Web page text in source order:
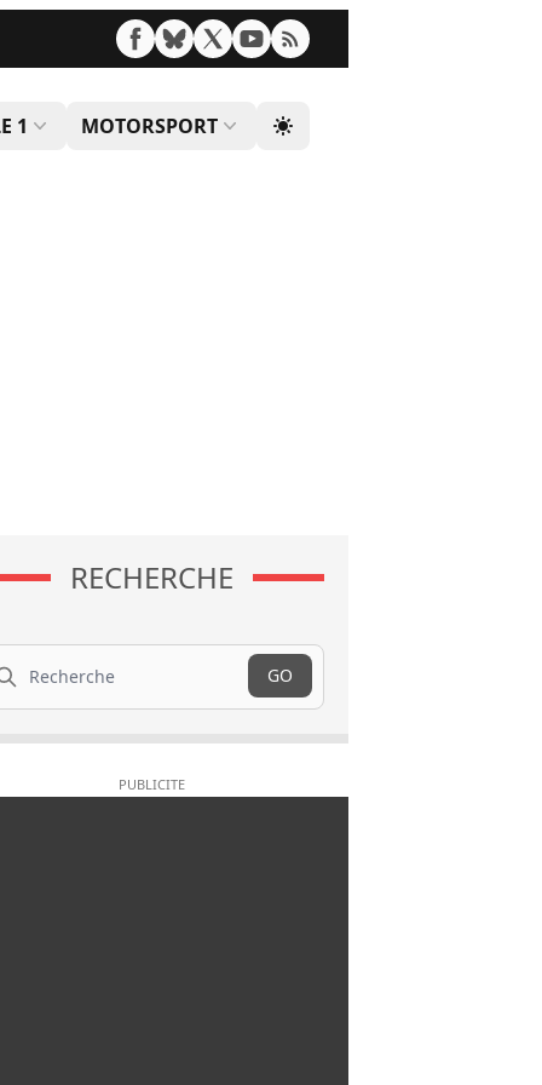
1 MOTORSPORT
RECHERCHE
GO